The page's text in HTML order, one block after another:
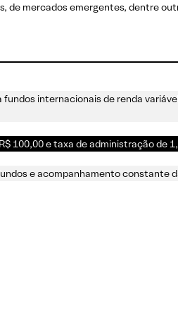
de mercados emergentes, dentre
fundos internacionais de renda
100,00 e taxa de administração de
e acompanhamento constante